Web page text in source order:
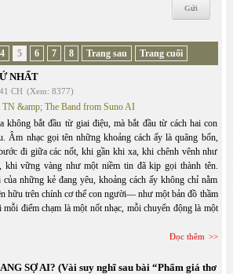
4 5 6 7 8 Trang sau Trang cuối
NHẤT
CH (Xem: 8377)
TN &amp; The Band from Suno AI
không bắt đầu từ giai điệu, mà bắt đầu từ cách hai con
Âm nhạc gọi tên những khoảng cách ấy là quãng bốn,
đi giữa các nốt, khi gần khi xa, khi chênh vênh như
khi vững vàng như một niềm tin đã kịp gọi thành tên.
những kẻ đang yêu, khoảng cách ấy không chỉ nằm
hữu trên chính cơ thể con người— như một bản đồ thầm
mỗi điểm chạm là một nốt nhạc, mỗi chuyển động là một
Đọc thêm
SỢ AI? (Vài suy nghĩ sau bài “Phẩm giá thơ